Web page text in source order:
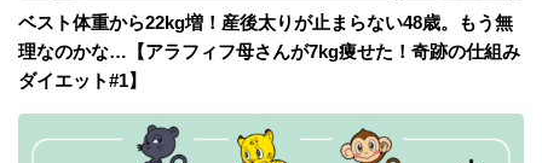
ベスト体重から22kg増！産後太りが止まらない48歳。もう無
理なのかな…【アラフィフ母さんが7kg痩せた！奇跡の仕組み
ダイエット#1】